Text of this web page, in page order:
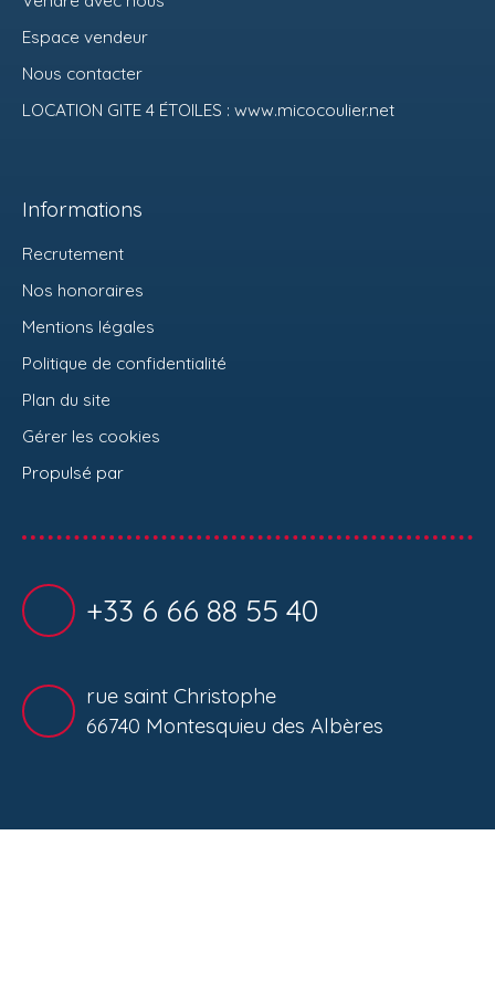
Espace vendeur
Nous contacter
LOCATION GITE 4 ÉTOILES : www.micocoulier.net
Informations
Recrutement
Nos honoraires
Mentions légales
Politique de confidentialité
Plan du site
Gérer les cookies
Propulsé par
+33 6 66 88 55 40
rue saint Christophe
66740 Montesquieu des Albères